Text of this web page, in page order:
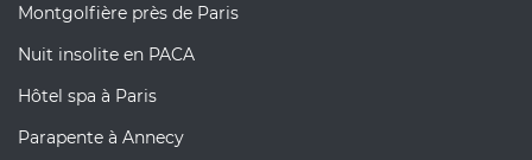
Montgolfière près de Paris
Nuit insolite en PACA
Hôtel spa à Paris
Parapente à Annecy